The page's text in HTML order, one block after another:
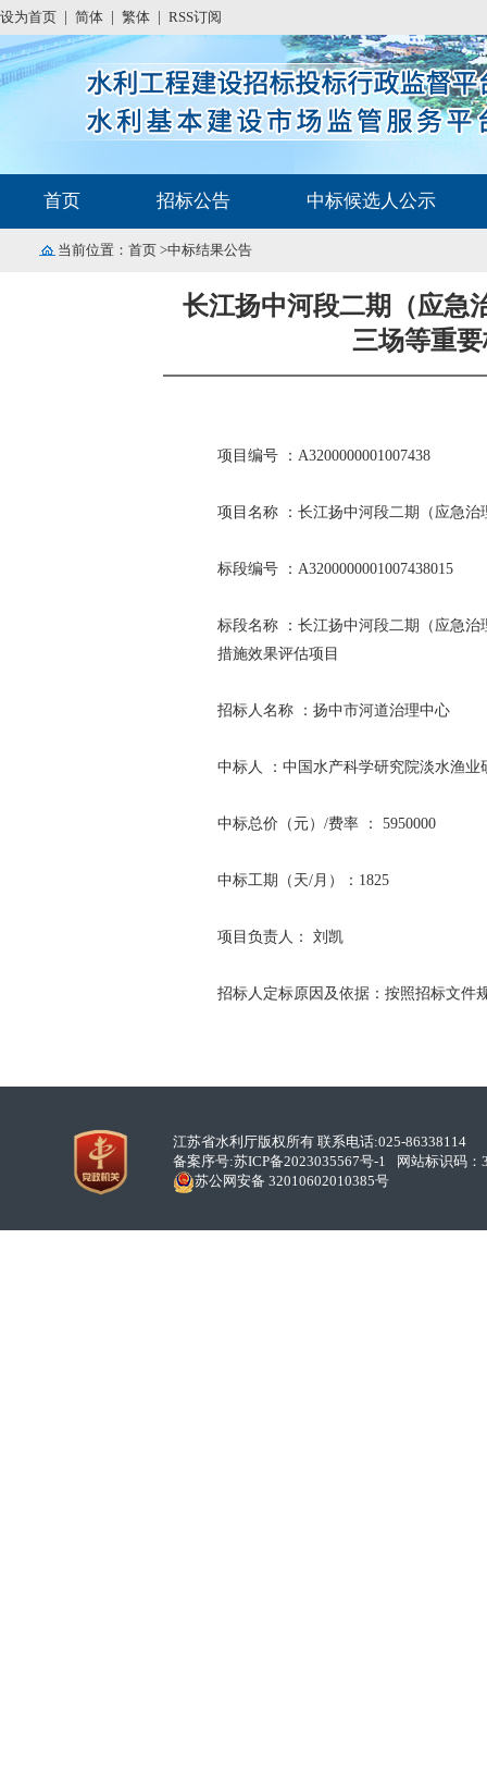
设为首页 简体 繁体 RSS订阅
首页 招标公告 中标候选人公示
当前位置： 首页 >中标结果公告
长江扬中河段二期（应急
三场等重
项目编号 ：A3200000001007438
项目名称 ：长江扬中河段二期（应急治
标段编号 ：A3200000001007438015
标段名称 ：长江扬中河段二期（应急
措施效果评估项目
招标人名称 ：扬中市河道治理中心
中标人 ：中国水产科学研究院淡水渔业
中标总价（元）/费率 ： 5950000
中标工期（天/月）：1825
项目负责人： 刘凯
招标人定标原因及依据：按照招标文件
江苏省水利厅版权所有 联系电话:025-86338114
备案序号:苏ICP备2023035567号-1
网站标识码：
苏公网安备 32010602010385号